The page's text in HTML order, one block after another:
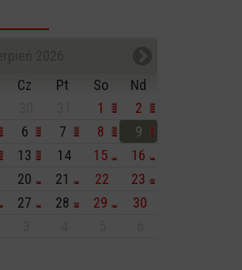
Cz Pt So
Nd
1
2
6 7 8
9
13 14 15
16
20 21 22
23
27 28 29
30